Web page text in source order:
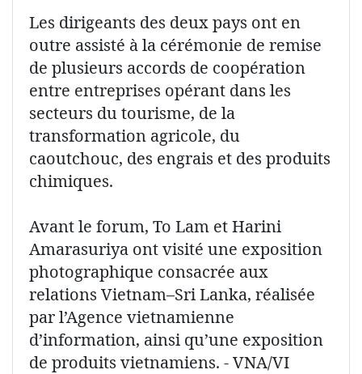
Les dirigeants des deux pays ont en
outre assisté à la cérémonie de remise
de plusieurs accords de coopération
entre entreprises opérant dans les
secteurs du tourisme, de la
transformation agricole, du
caoutchouc, des engrais et des produits
chimiques.
Avant le forum, To Lam et Harini
Amarasuriya ont visité une exposition
photographique consacrée aux
relations Vietnam–Sri Lanka, réalisée
par l’Agence vietnamienne
d’information, ainsi qu’une exposition
de produits vietnamiens. - VNA/VI